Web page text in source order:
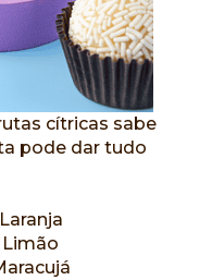
cítricas sabe
pode dar tudo